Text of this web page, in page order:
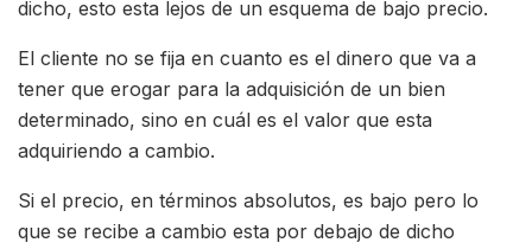
dicho, esto esta lejos de un esquema de bajo precio.
El cliente no se fija en cuanto es el dinero que va a
tener que erogar para la adquisición de un bien
determinado, sino en cuál es el valor que esta
adquiriendo a cambio.
Si el precio, en términos absolutos, es bajo pero lo
que se recibe a cambio esta por debajo de dicho